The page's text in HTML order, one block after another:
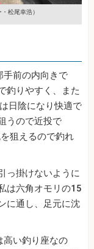
松尾幸浩）
手前の内向きで
釣りやすく、また
日陰になり快適で
うので近投で
狙えるので釣れ
っ掛けないように
は六角オモリの15
に通し、足元に沈
高い釣り座なの